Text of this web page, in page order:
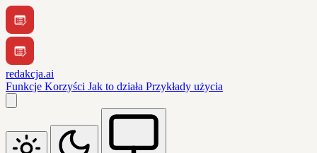
redakcja.ai
Funkcje Korzyści Jak to działa Przykłady użycia